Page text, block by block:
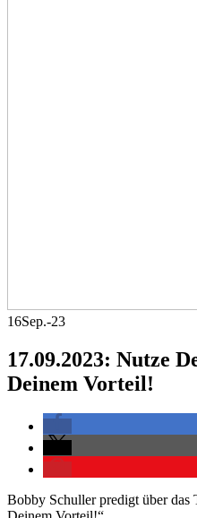
16Sep.-23
17.09.2023: Nutze
Deinem Vorteil!
Bobby Schuller predigt über das